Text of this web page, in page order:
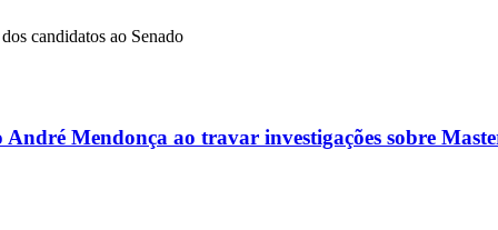
candidatos ao Senado
Mendonça ao travar investigações sobre